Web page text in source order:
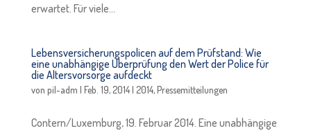
erwartet. Für viele...
Lebensversicherungspolicen auf dem Prüfstand: Wie
eine unabhängige Überprüfung den Wert der Police für
die Altersvorsorge aufdeckt
von pil-adm | Feb. 19, 2014| 2014,Pressemitteilungen
Contern/Luxemburg, 19. Februar 2014. Eine unabhängige